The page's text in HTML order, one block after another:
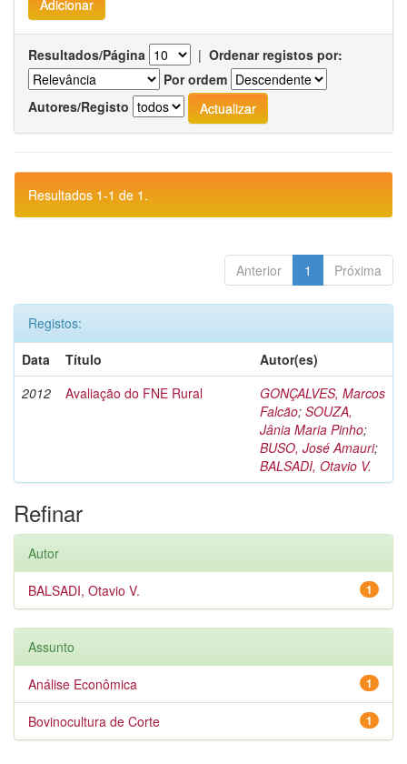
Resultados/Página | Ordenar registos por:
Por ordem
Autores/Registo
Resultados 1-1 de 1.
Anterior 1 Próxima
Registos:
Data
Título
Autor(es)
2012
Avaliação do FNE Rural
GONÇALVES, Marcos
Falcão; SOUZA,
Jânia Maria Pinho;
BUSO, José Amauri;
BALSADI, Otavio V.
Refinar
Autor
1
BALSADI, Otavio V.
Assunto
1
Análise Econômica
1
Bovinocultura de Corte